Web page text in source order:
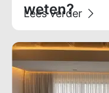
weten?